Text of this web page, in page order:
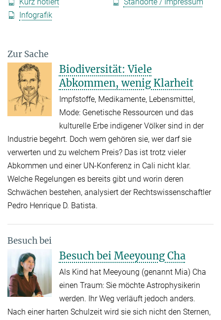
Infografik
Zur Sache
Biodiversität: Viele
Abkommen, wenig Klarheit
Impfstoffe, Medikamente, Lebensmittel,
Mode: Genetische Ressourcen und das
kulturelle Erbe indigener Völker sind in der
Industrie begehrt. Doch wem gehören sie, wer darf sie
verwerten und zu welchem Preis? Das ist trotz vieler
Abkommen und einer UN-Konferenz in Cali nicht klar.
Welche Regelungen es bereits gibt und worin deren
Schwächen bestehen, analysiert der Rechtswissenschaftler
Pedro Henrique D. Batista.
Besuch bei
Besuch bei Meeyoung Cha
Als Kind hat Meeyoung (genannt Mia) Cha
einen Traum: Sie möchte Astrophysikerin
werden. Ihr Weg verläuft jedoch anders.
Nach einer harten Schulzeit wird sie sich nicht den Sternen,